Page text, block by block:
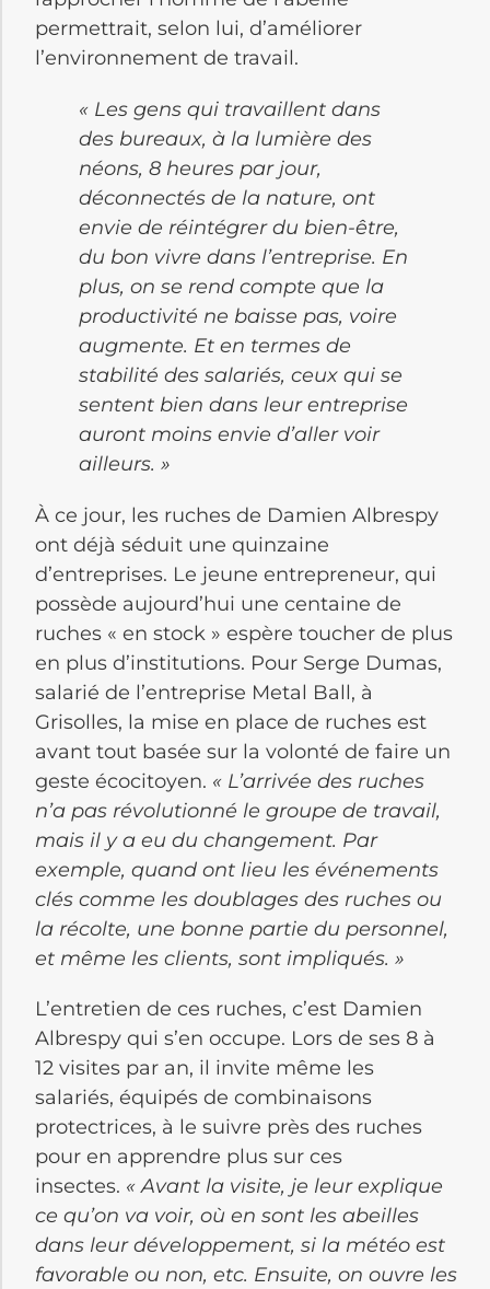
permettrait, selon lui, d’améliorer
l’environnement de travail.
« Les gens qui travaillent dans
des bureaux, à la lumière des
néons, 8 heures par jour,
déconnectés de la nature, ont
envie de réintégrer du bien-être,
du bon vivre dans l’entreprise. En
plus, on se rend compte que la
productivité ne baisse pas, voire
augmente. Et en termes de
stabilité des salariés, ceux qui se
sentent bien dans leur entreprise
auront moins envie d’aller voir
ailleurs. »
À ce jour, les ruches de Damien Albrespy
ont déjà séduit une quinzaine
d’entreprises. Le jeune entrepreneur, qui
possède aujourd’hui une centaine de
ruches « en stock » espère toucher de plus
en plus d’institutions. Pour Serge Dumas,
salarié de l’entreprise Metal Ball, à
Grisolles, la mise en place de ruches est
avant tout basée sur la volonté de faire un
geste écocitoyen. « L’arrivée des ruches
n’a pas révolutionné le groupe de travail,
mais il y a eu du changement. Par
exemple, quand ont lieu les événements
clés comme les doublages des ruches ou
la récolte, une bonne partie du personnel,
et même les clients, sont impliqués. »
L’entretien de ces ruches, c’est Damien
Albrespy qui s’en occupe. Lors de ses 8 à
12 visites par an, il invite même les
salariés, équipés de combinaisons
protectrices, à le suivre près des ruches
pour en apprendre plus sur ces
insectes. « Avant la visite, je leur explique
ce qu’on va voir, où en sont les abeilles
dans leur développement, si la météo est
favorable ou non, etc. Ensuite, on ouvre les